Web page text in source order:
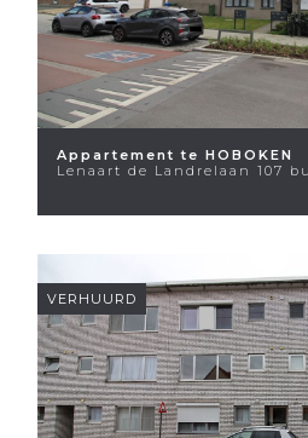
Appartement te HOBOKEN
Lenaart de Landrelaan 107
VERHUURD